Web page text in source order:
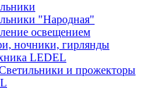
"Народная"
освещением
ночники, гирлянды
LEDEL
и прожекторы